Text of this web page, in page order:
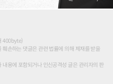
400byte)
손하는 댓글은 관련 법률에 의해 제재를 받을
용에 포함되거나 인신공격성 글은 관리자의 판